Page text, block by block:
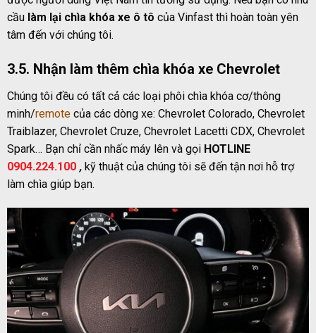
cầu làm lại chìa khóa xe ô tô của Vinfast thì hoàn toàn yên
tâm đến với chúng tôi.
3.5. Nhận làm thêm chìa khóa xe Chevrolet
Chúng tôi đều có tất cả các loại phôi chìa khóa cơ/thông
minh/remote của các dòng xe: Chevrolet Colorado, Chevrolet
Traiblazer, Chevrolet Cruze, Chevrolet Lacetti CDX, Chevrolet
Spark… Bạn chỉ cần nhấc máy lên và gọi HOTLINE
0904.224.100 , kỹ thuật của chúng tôi sẽ đến tận nơi hỗ trợ
làm chìa giúp bạn.